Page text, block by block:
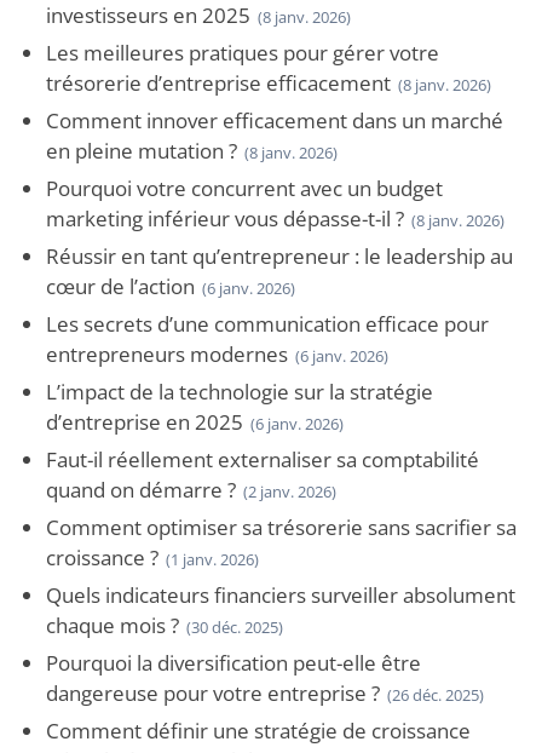
investisseurs en 2025 (8 janv. 2026)
Les meilleures pratiques pour gérer votre
trésorerie d’entreprise efficacement (8 janv. 2026)
Comment innover efficacement dans un marché
en pleine mutation ? (8 janv. 2026)
Pourquoi votre concurrent avec un budget
marketing inférieur vous dépasse-t-il ? (8 janv. 2026)
Réussir en tant qu’entrepreneur : le leadership au
cœur de l’action (6 janv. 2026)
Les secrets d’une communication efficace pour
entrepreneurs modernes (6 janv. 2026)
L’impact de la technologie sur la stratégie
d’entreprise en 2025 (6 janv. 2026)
Faut-il réellement externaliser sa comptabilité
quand on démarre ? (2 janv. 2026)
Comment optimiser sa trésorerie sans sacrifier sa
croissance ? (1 janv. 2026)
Quels indicateurs financiers surveiller absolument
chaque mois ? (30 déc. 2025)
Pourquoi la diversification peut-elle être
dangereuse pour votre entreprise ? (26 déc. 2025)
Comment définir une stratégie de croissance